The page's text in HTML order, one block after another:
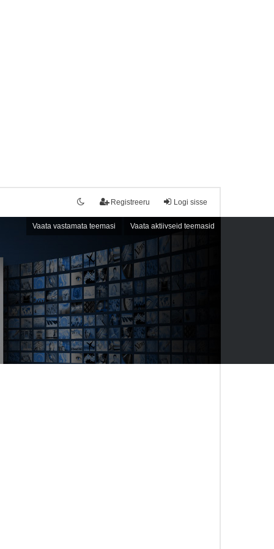
Logi sisse
Registreeru
Vaata vastamata teemasi Vaata aktiivseid teemasid